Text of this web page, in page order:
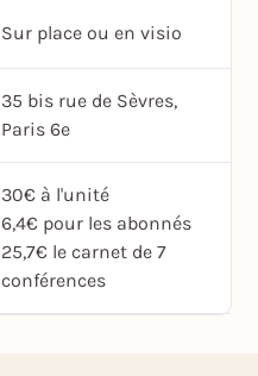
Sur place ou en visio
35 bis rue de Sèvres,
Paris 6e
30€ à l'unité
6,4€ pour les abonnés
25,7€ le carnet de 7
conférences